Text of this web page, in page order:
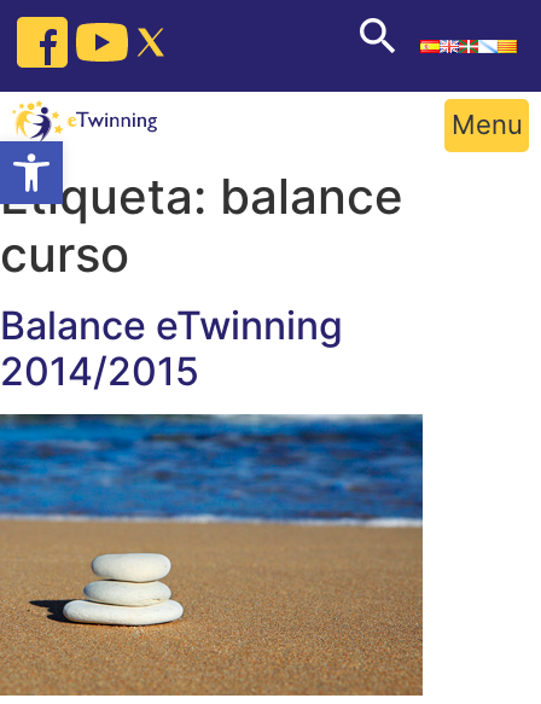
Open toolbar
Skip
content
Menu
Etiqueta: balance
curso
Balance eTwinning
2014/2015